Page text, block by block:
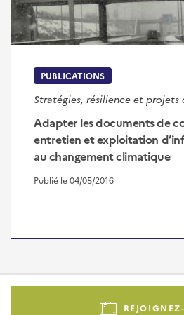
PUBLICATIONS
Stratégies, résilience et projets
Adapter les documents de
entretien et exploitation
au changement climatique
Publié le 04/05/2016
Pied